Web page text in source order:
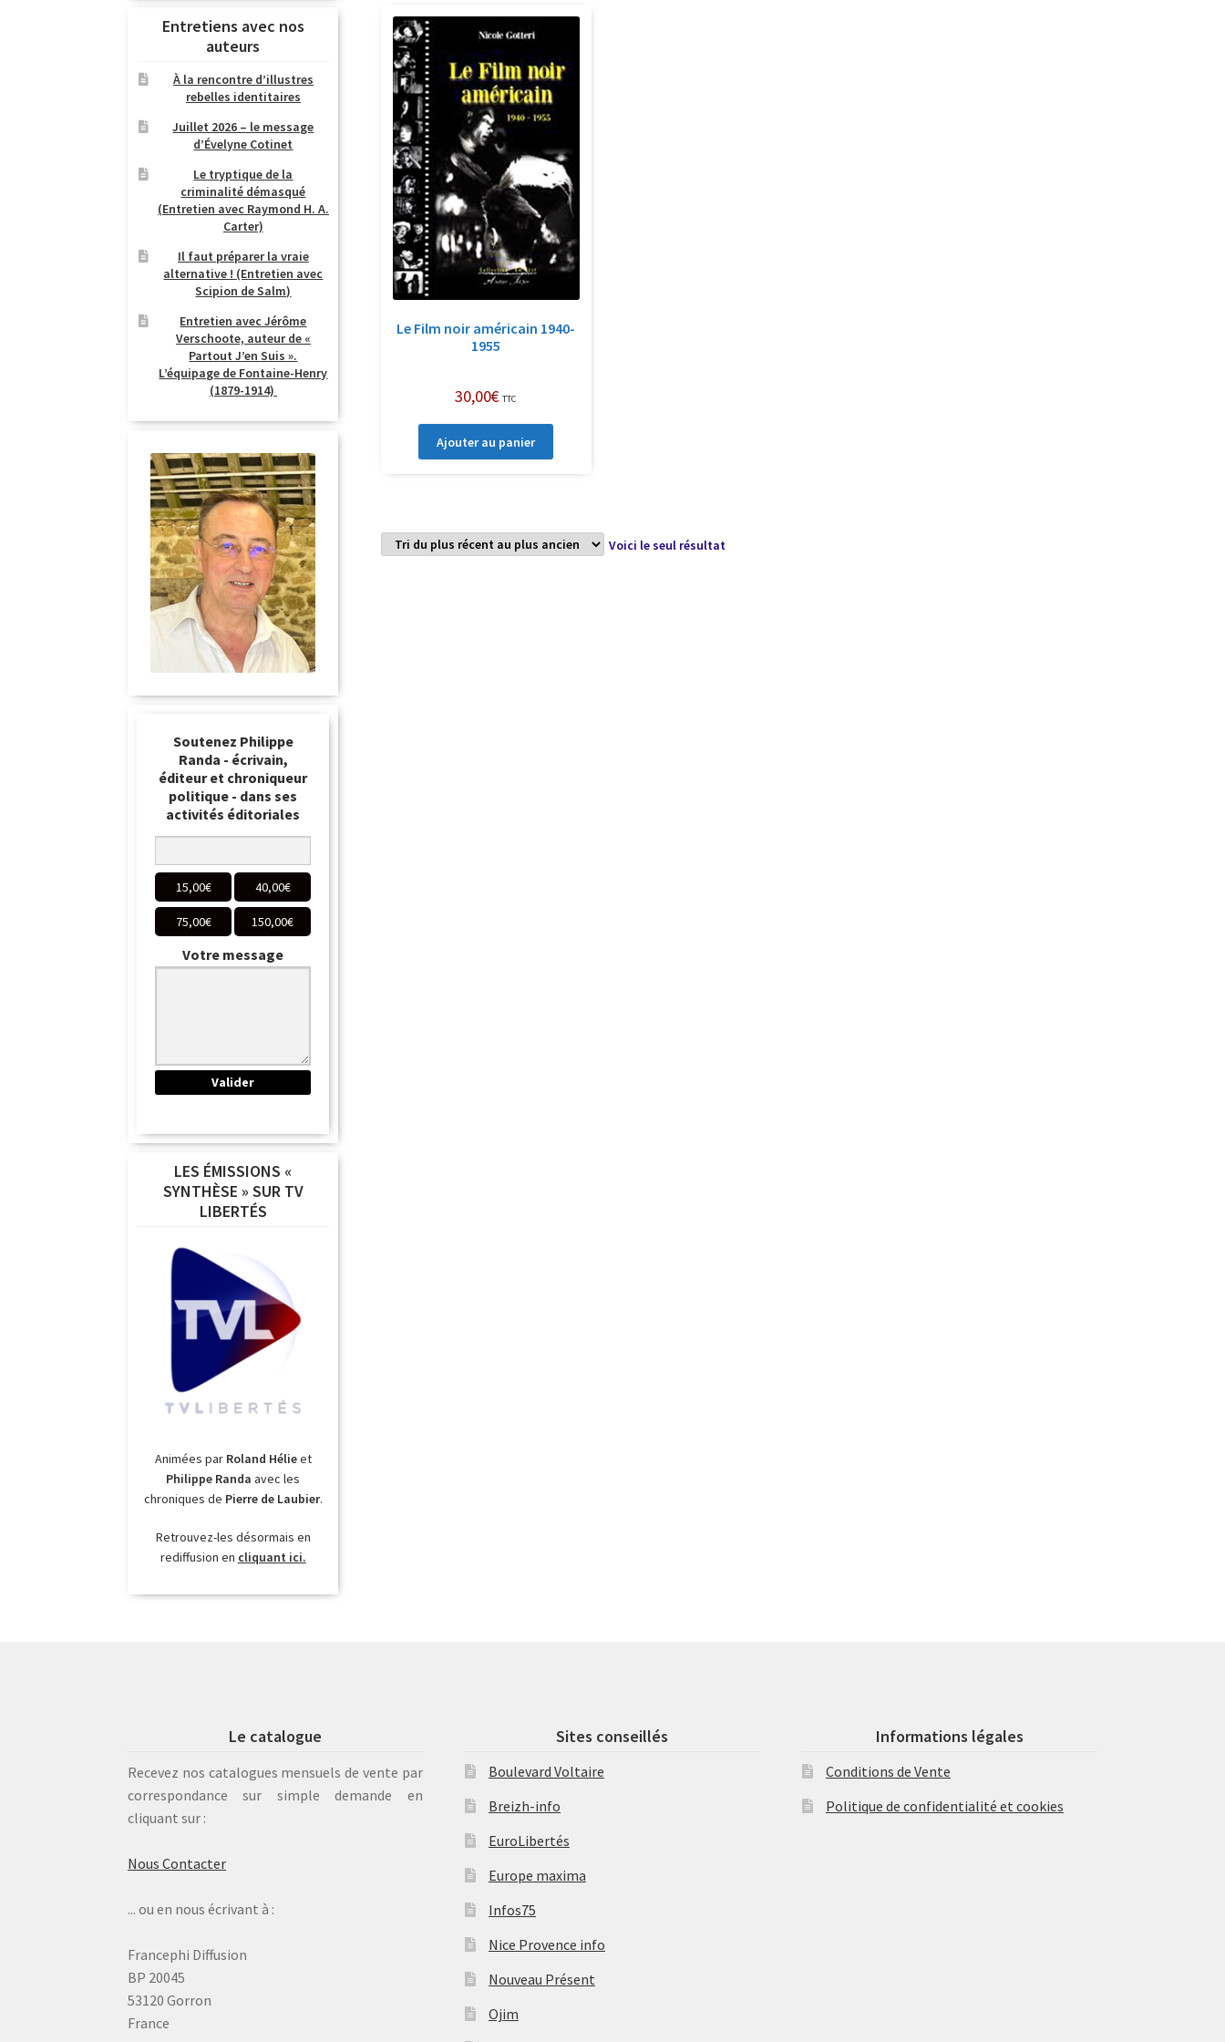
Le Film noir américain 1940-
1955
30,00€ TTC
Ajouter au panier
Voici le seul résultat
Entretiens avec nos
auteurs
À la rencontre d’illustres
rebelles identitaires
Juillet 2026 – le message
d’Évelyne Cotinet
Le tryptique de la
criminalité démasqué
(Entretien avec Raymond H. A.
Carter)
Il faut préparer la vraie
alternative ! (Entretien avec
Scipion de Salm)
Entretien avec Jérôme
Verschoote, auteur de «
Partout J’en Suis ».
L’équipage de Fontaine-Henry
(1879-1914)
Soutenez Philippe
Randa - écrivain,
éditeur et chroniqueur
politique - dans ses
activités éditoriales
15,00€ 40,00€
75,00€ 150,00€
Votre message
LES ÉMISSIONS «
SYNTHÈSE » SUR TV
LIBERTÉS
Animées par Roland Hélieet
Philippe Randa avec les
chroniques de Pierre de Laubier.
Retrouvez-les désormais en
rediffusion en cliquant ici.
Le catalogue
Recevez nos catalogues mensuels de vente par
correspondance sur simple demande en
cliquant sur :
Nous Contacter
... ou en nous écrivant à :
Francephi Diffusion
BP 20045
53120 Gorron
France
Sites conseillés
Boulevard Voltaire
Breizh-info
EuroLibertés
Europe maxima
Infos75
Nice Provence info
Nouveau Présent
Ojim
Informations légales
Conditions de Vente
Politique de confidentialité et cookies